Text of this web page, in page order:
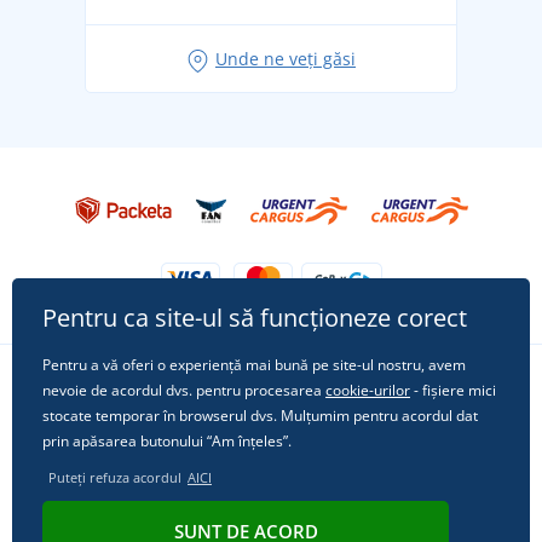
Tricoul preferat City în rol principal: ținute pentru
Unde ne veți găsi
Urmărește-ne pe rețelele sociale
© 2011 - 2026, Dual Trade s.r.o. | Din punct de vedere tehnic oferă
Pentru ca site-ul să funcționeze corect
Pentru a vă oferi o experiență mai bună pe site-ul nostru, avem
nevoie de acordul dvs. pentru procesarea cookie-urilor- fișiere mici
stocate temporar în browserul dvs. Mulțumim pentru acordul dat
prin apăsarea butonului “Am înțeles”.
Puteți refuza acordul AICI
SUNT DE ACORD